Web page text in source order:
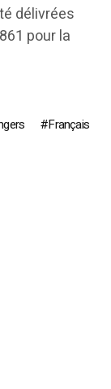
délivrées
pour la
Français